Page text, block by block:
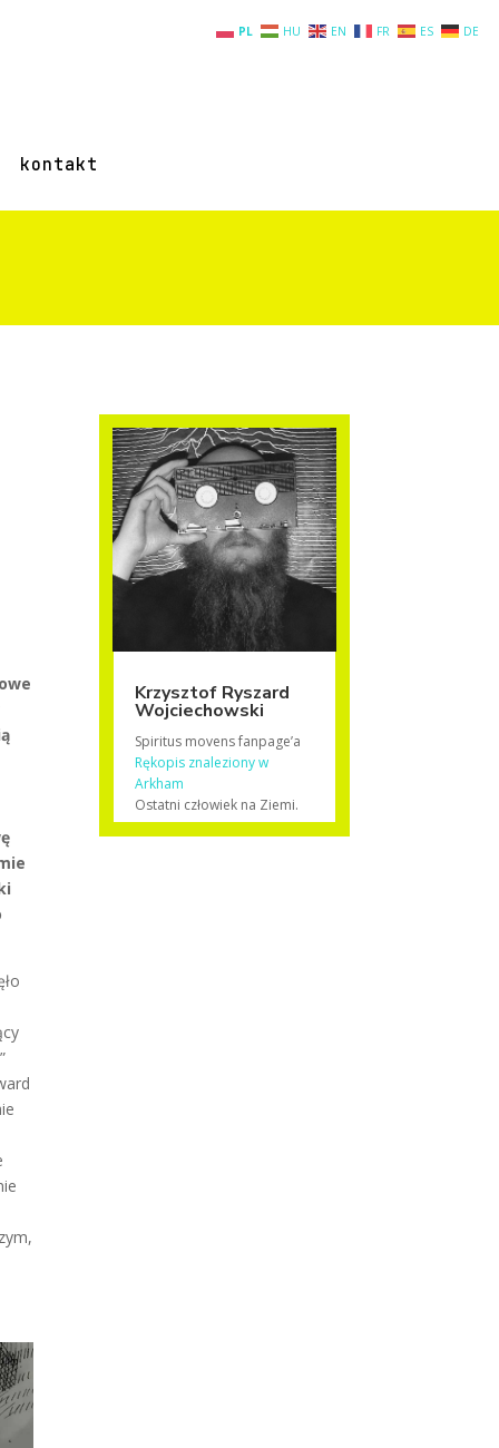
kontakt
Krzysztof Ryszard
Wojciechowski
Spiritus movens fanpage’a
Rękopis znaleziony w
Arkham
Ostatni człowiek na Ziemi.
PL HU EN FR ES DE